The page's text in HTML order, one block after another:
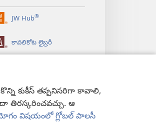
కుకీస్‌ తప్పనిసరిగా కావాలి,
తిరస్కరించవచ్చు. ఆ
విషయంలో గ్లోబల్ పాలసీ
JW Hub®
కావలికోట లైబ్రరీ